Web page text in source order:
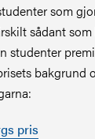
som
sådant
studenter
bakgrund
pris